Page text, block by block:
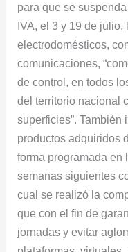
para que se
IVA, el 3 y 19 de
electrodomésticos,
comunicaciones,
de control, en todos
del territorio nacional
superficies”.
productos adquiridos
forma programada en
semanas siguientes
cual se realizó la
que con el fin de
jornadas y evitar